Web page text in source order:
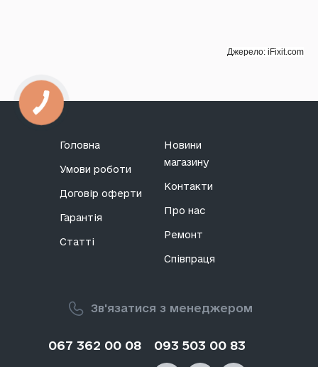
Джерело: iFixit.com
Зв'язатися з менеджером
067 362 00 08 093 503 00 83
Головна
Умови роботи
Договір оферти
Гарантія
Статті
Новини
магазину
Контакти
Про нас
Ремонт
Співпраця